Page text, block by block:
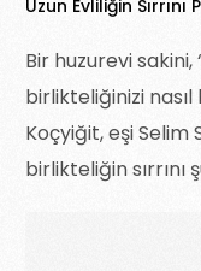
Uzun Evliliğin Sırrını
Bir huzurevi sakini,
birlikteliğinizi
Koçyiğit, eşi Selim
birlikteliğin sırrını